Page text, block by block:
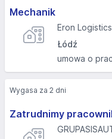
Mechanik
Eron
Łódź
umowa o
Zatrudnimy
Wygasa za 2 dni